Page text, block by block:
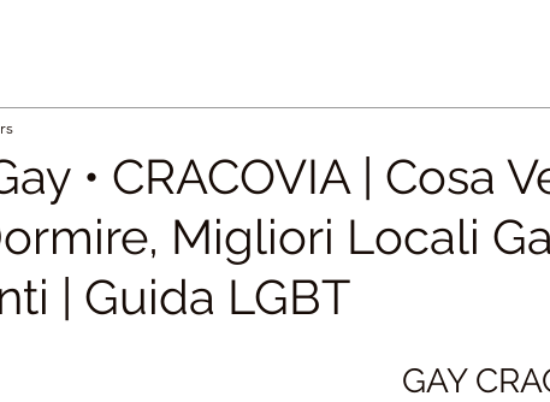
• CRACOVIA | Cosa
Migliori Locali
| Guida LGBT
GAY